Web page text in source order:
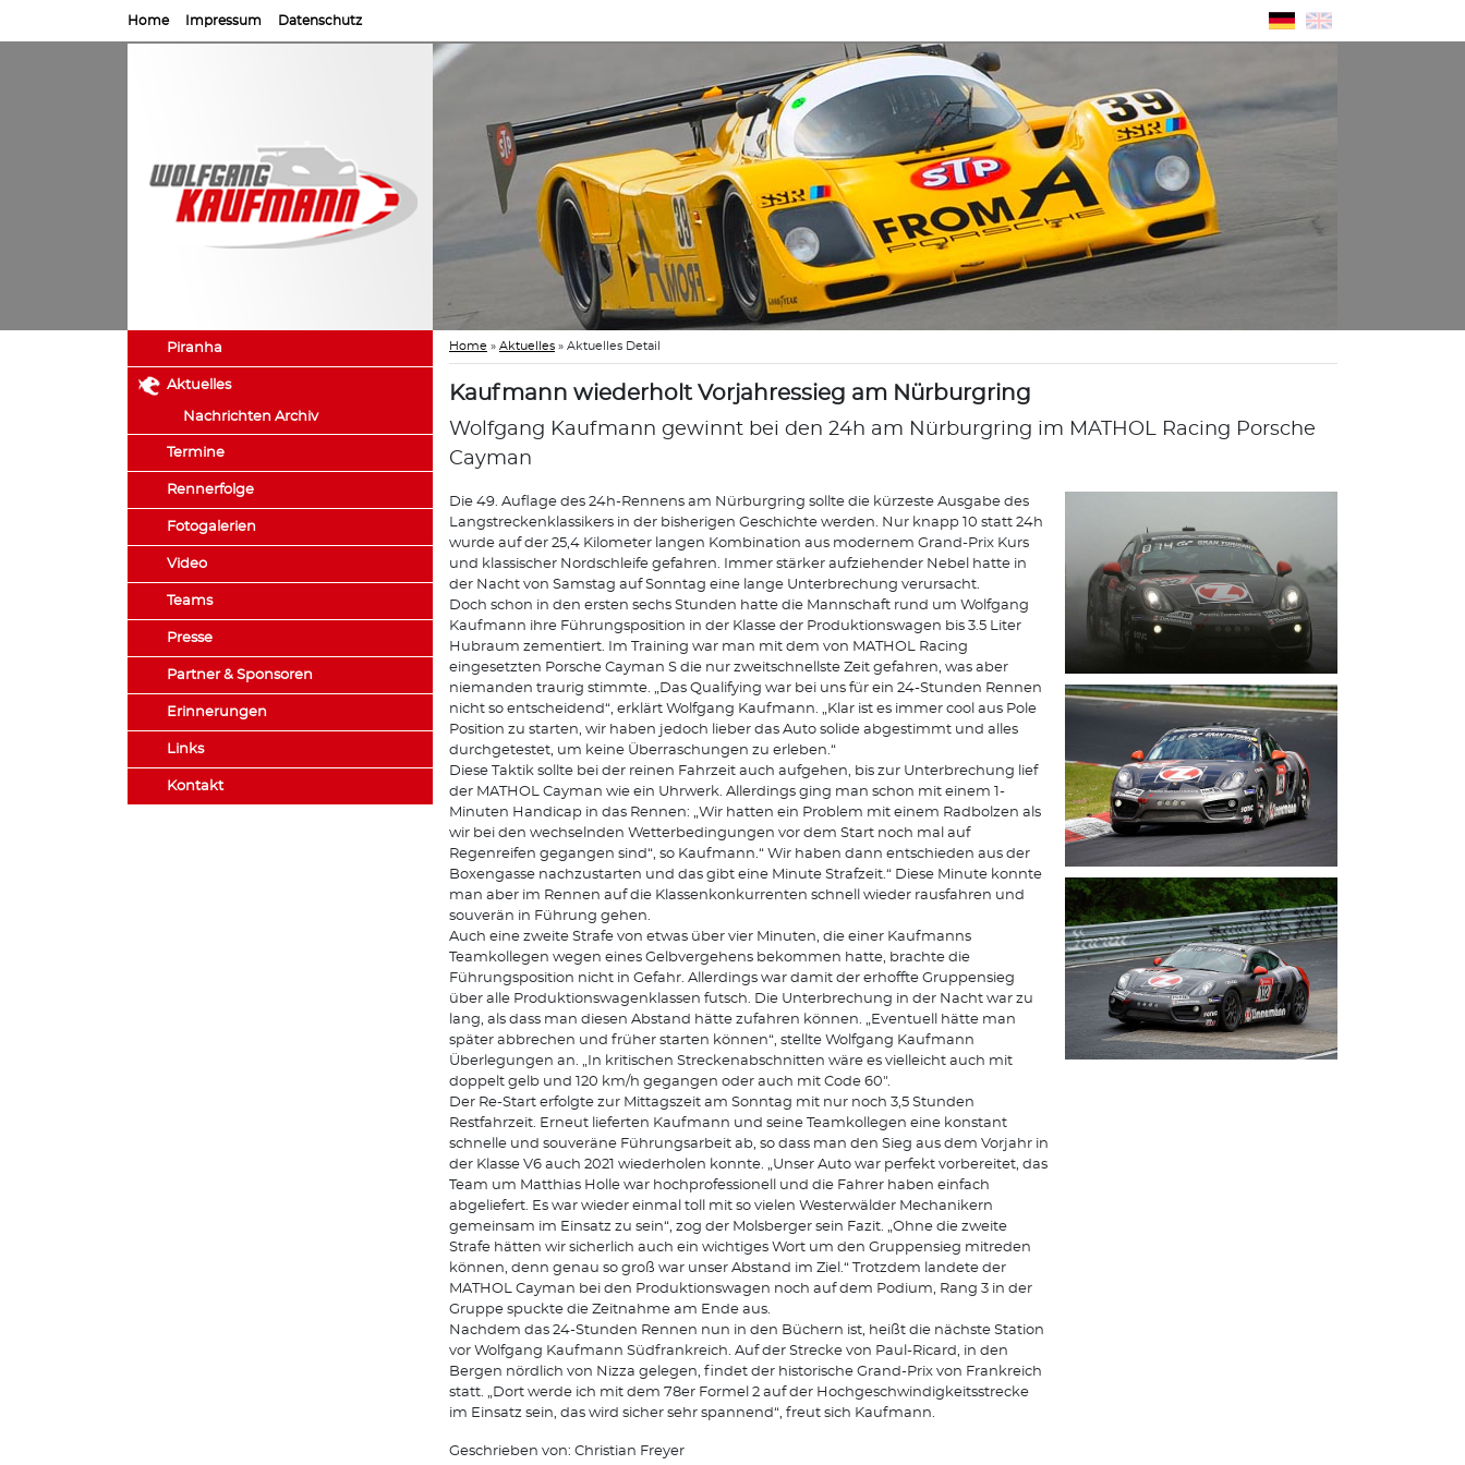
Home Impressum Datenschutz
Piranha
Aktuelles
Nachrichten Archiv
Termine
Rennerfolge
Fotogalerien
Video
Teams
Presse
Partner & Sponsoren
Erinnerungen
Links
Kontakt
Home » Aktuelles » Aktuelles Detail
Kaufmann wiederholt Vorjahressieg am Nürburgring
Wolfgang Kaufmann gewinnt bei den 24h am Nürburgring im MATHOL Racing Porsche
Cayman
Die 49. Auflage des 24h-Rennens am Nürburgring sollte die kürzeste Ausgabe des
Langstreckenklassikers in der bisherigen Geschichte werden. Nur knapp 10 statt 24h
wurde auf der 25,4 Kilometer langen Kombination aus modernem Grand-Prix Kurs
und klassischer Nordschleife gefahren. Immer stärker aufziehender Nebel hatte in
der Nacht von Samstag auf Sonntag eine lange Unterbrechung verursacht.
Doch schon in den ersten sechs Stunden hatte die Mannschaft rund um Wolfgang
Kaufmann ihre Führungsposition in der Klasse der Produktionswagen bis 3.5 Liter
Hubraum zementiert. Im Training war man mit dem von MATHOL Racing
eingesetzten Porsche Cayman S die nur zweitschnellste Zeit gefahren, was aber
niemanden traurig stimmte. „Das Qualifying war bei uns für ein 24-Stunden Rennen
nicht so entscheidend“, erklärt Wolfgang Kaufmann. „Klar ist es immer cool aus Pole
Position zu starten, wir haben jedoch lieber das Auto solide abgestimmt und alles
durchgetestet, um keine Überraschungen zu erleben.“
Diese Taktik sollte bei der reinen Fahrzeit auch aufgehen, bis zur Unterbrechung lief
der MATHOL Cayman wie ein Uhrwerk. Allerdings ging man schon mit einem 1-
Minuten Handicap in das Rennen: „Wir hatten ein Problem mit einem Radbolzen als
wir bei den wechselnden Wetterbedingungen vor dem Start noch mal auf
Regenreifen gegangen sind“, so Kaufmann.“ Wir haben dann entschieden aus der
Boxengasse nachzustarten und das gibt eine Minute Strafzeit.“ Diese Minute konnte
man aber im Rennen auf die Klassenkonkurrenten schnell wieder rausfahren und
souverän in Führung gehen.
Auch eine zweite Strafe von etwas über vier Minuten, die einer Kaufmanns
Teamkollegen wegen eines Gelbvergehens bekommen hatte, brachte die
Führungsposition nicht in Gefahr. Allerdings war damit der erhoffte Gruppensieg
über alle Produktionswagenklassen futsch. Die Unterbrechung in der Nacht war zu
lang, als dass man diesen Abstand hätte zufahren können. „Eventuell hätte man
später abbrechen und früher starten können“, stellte Wolfgang Kaufmann
Überlegungen an. „In kritischen Streckenabschnitten wäre es vielleicht auch mit
doppelt gelb und 120 km/h gegangen oder auch mit Code 60".
Der Re-Start erfolgte zur Mittagszeit am Sonntag mit nur noch 3,5 Stunden
Restfahrzeit. Erneut lieferten Kaufmann und seine Teamkollegen eine konstant
schnelle und souveräne Führungsarbeit ab, so dass man den Sieg aus dem Vorjahr in
der Klasse V6 auch 2021 wiederholen konnte. „Unser Auto war perfekt vorbereitet, das
Team um Matthias Holle war hochprofessionell und die Fahrer haben einfach
abgeliefert. Es war wieder einmal toll mit so vielen Westerwälder Mechanikern
gemeinsam im Einsatz zu sein“, zog der Molsberger sein Fazit. „Ohne die zweite
Strafe hätten wir sicherlich auch ein wichtiges Wort um den Gruppensieg mitreden
können, denn genau so groß war unser Abstand im Ziel.“ Trotzdem landete der
MATHOL Cayman bei den Produktionswagen noch auf dem Podium, Rang 3 in der
Gruppe spuckte die Zeitnahme am Ende aus.
Nachdem das 24-Stunden Rennen nun in den Büchern ist, heißt die nächste Station
vor Wolfgang Kaufmann Südfrankreich. Auf der Strecke von Paul-Ricard, in den
Bergen nördlich von Nizza gelegen, findet der historische Grand-Prix von Frankreich
statt. „Dort werde ich mit dem 78er Formel 2 auf der Hochgeschwindigkeitsstrecke
im Einsatz sein, das wird sicher sehr spannend“, freut sich Kaufmann.
Geschrieben von: Christian Freyer